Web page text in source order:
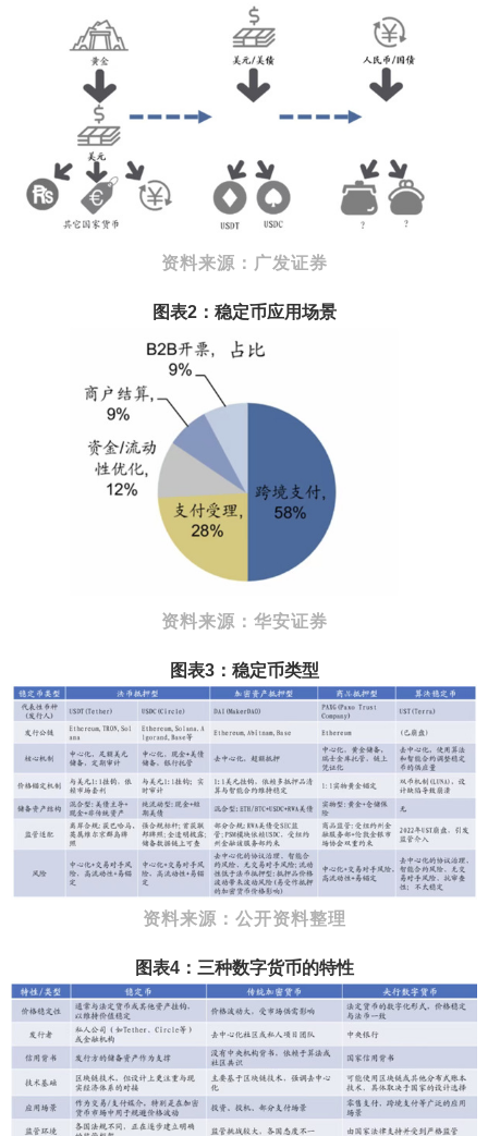
资料来源：广发证券
图表2：稳定币应用场景
资料来源：华安证券
图表3：稳定币类型
资料来源：公开资料整理
图表4：三种数字货币的特性